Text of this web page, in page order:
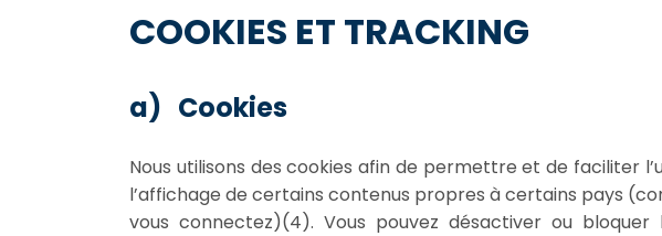
COOKIES ET TRACKING
a) Cookies
Nous utilisons des cookies afin de permettre et de faciliter
l’affichage de certains contenus propres à certains pays
vous connectez)(4). Vous pouvez désactiver ou